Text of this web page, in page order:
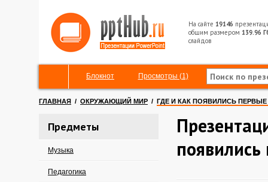
На сайте 19146
общим размером 139.96
слайдов
Блокнот Просмотры (1)
ГЛАВНАЯ / ОКРУЖАЮЩИЙ МИР / ГДЕ И КАК ПОЯВИЛИСЬ
Предметы
Музыка
Педагогика